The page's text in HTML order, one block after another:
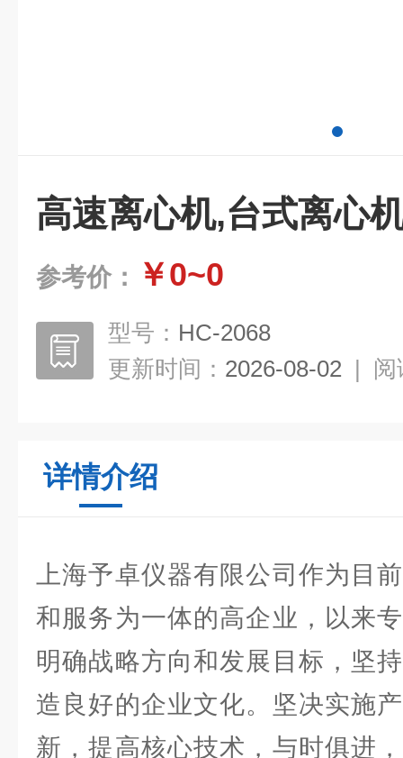
高速离心机,台式离心
参考价： ￥0~0
型号： HC-2068
更新时间： 2026-08-02 | 阅
详情介绍
上海予卓仪器有限公司作为目
和服务为一体的高企业，以来
明确战略方向和发展目标，坚
造良好的企业文化。坚决实施
新，提高核心技术，与时俱进